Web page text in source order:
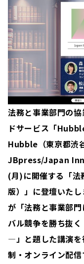
法務と事業部門の
ドサービス「
Hubble（東京都渋
JBpress/Japan
(月)に開催する「法
版）」に登壇いた
が「法務と事業部
バル競争を勝ち抜
―」と題した講演を
制・オンライン配信